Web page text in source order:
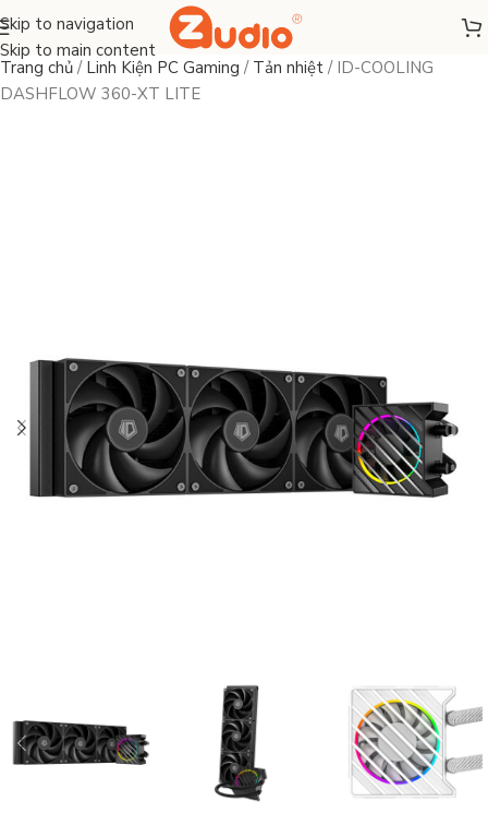
Skip to navigation
Skip to main content
Trang chủ / Linh Kiện PC Gaming / Tản nhiệt / ID-COOLING
DASHFLOW 360-XT LITE